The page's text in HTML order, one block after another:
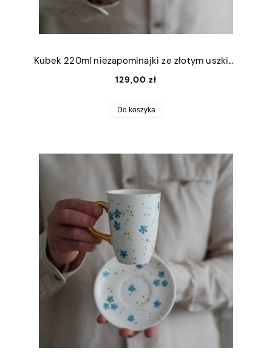
Kubek 220ml niezapominajki ze złotym uszkiem
129,00 zł
Do koszyka